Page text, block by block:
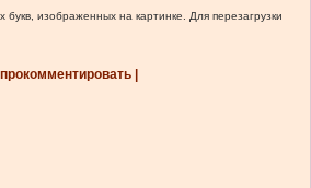
букв, изображенных на картинке. Для перезагрузки
| прокомментировать |